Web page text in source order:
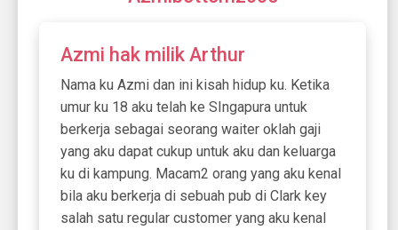
Azmi hak milik Arthur
Nama ku Azmi dan ini kisah hidup ku. Ketika
umur ku 18 aku telah ke SIngapura untuk
berkerja sebagai seorang waiter oklah gaji
yang aku dapat cukup untuk aku dan keluarga
ku di kampung. Macam2 orang yang aku kenal
bila aku berkerja di sebuah pub di Clark key
salah satu regular customer yang aku kenal